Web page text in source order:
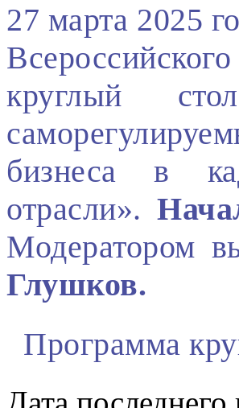
27 марта 2025
круглый
бизнеса в
отрасли».
Модератором
Глушков.
Программа